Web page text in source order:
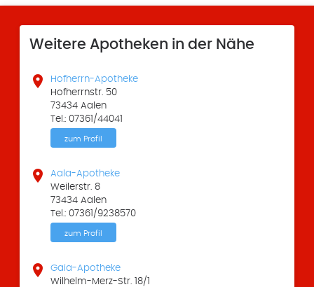
Weitere Apotheken in der Nähe

Hofherrn-Apotheke
Hofherrnstr. 50
73434 Aalen
Tel.: 07361/44041
zum Profil

Aala-Apotheke
Weilerstr. 8
73434 Aalen
Tel.: 07361/9238570
zum Profil

Gaia-Apotheke
Wilhelm-Merz-Str. 18/1